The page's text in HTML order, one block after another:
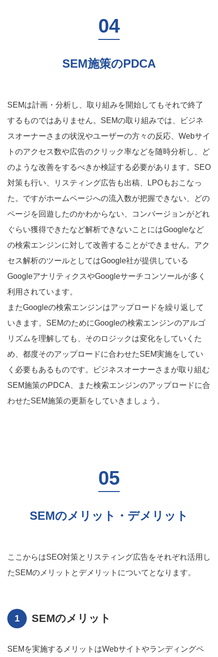
SEM施策のPDCA
SEMは計画・分析し、取り組みを開始してもそれで終了
するものではありません。SEMの取り組みでは、ビジネ
スオーナーさまの状況やユーザーの方々の反応、Webサイ
トのアクセス数や広告のクリック率などを随時分析し、ど
のような改善をするべきか検証する必要があります。SEO
対策も行い、リスティング広告も出稿、LPOもおこなっ
た。ですがホームページへの流入数が把握できない、どの
ページを回遊したのかわからない、コンバージョンがどれ
ぐらい獲得できたなど解析できないことにはGoogleなど
の検索エンジンに対して改善することができません。アク
セス解析のツールとしてはGoogle社が提供している
GoogleアナリティクスやGoogleサーチコンソールが多く
利用されています。
またGoogleの検索エンジンはアップロードを繰り返して
いきます。SEMのためにGoogleの検索エンジンのアルゴ
リズムを理解しても、そのロジックは変化をしていくた
め、都度そのアップロードに合わせたSEM実施をしてい
く必要もあるものです。ビジネスオーナーさまが取り組む
SEM施策のPDCA、また検索エンジンのアップロードに合
わせたSEM施策の更新をしていきましょう。
SEMのメリット・デメリット
ここからはSEO対策とリスティング広告をそれぞれ活用し
たSEMのメリットとデメリットについてとなります。
SEMのメリット
SEMを実施するメリットはWebサイトやランディングペ